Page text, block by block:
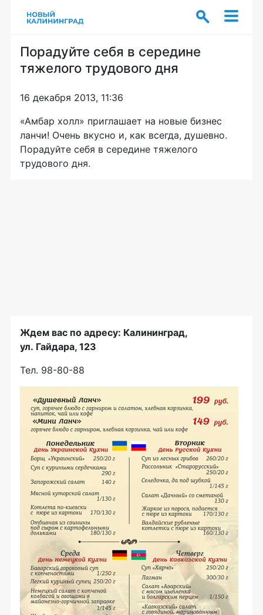
Порадуйте себя в середине
тяжелого трудового дня
16 декабря 2013, 11:36
«Амбар холл» приглашает на новые бизнес
ланчи! Очень вкусно и, как всегда, душевно.
Порадуйте себя в середине тяжелого
трудового дня.
Ждем вас по адресу: Калининград,
ул. Гайдара, 123
Тел. 98-80-88